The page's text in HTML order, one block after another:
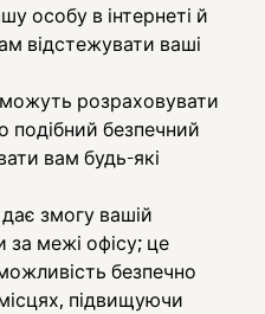
особу в інтернеті й
відстежувати ваші
можуть розраховувати
подібний безпечний
вам будь-які
змогу вашій
за межі офісу; це
безпечно
підвищуючи